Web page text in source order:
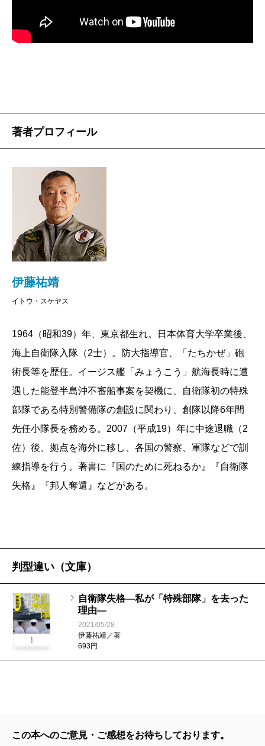
は教室で教科書に墨を塗ったが、相変わらず教科書は
に明るく話す父親なんて、例外に決まっている。これ
はとても大切な教育である。明治以降の日本の教育で
は、親は自分が育ったようには、子どもを育てられな
い。
目的を達することだけを考えたら話は簡単だ。著者
はそう書く。父親もそれを教えたという。私はそれを
んだから、機能主義のわかりやすさに憧れる。しかし
もちろん世界は機能だけでできているのではない。生
きものでは、形と機能は共存していて、両者は不可分
である。自衛隊という組織は形だが、戦いの実践は機
能である。
解剖学と生理学はもともと不可分で、英国では、形
を扱う解剖学と、機能を扱う生理学は、解剖生理学雑
誌と題する学術雑誌で共存していた。この二つを分け
るのは、大陸系の学問である。どちらが正しいとは言
形をとるか、機能をとるか。自衛隊という形が、自
分が考える機能を果たさなくなった時に、著者は自衛
隊という組織、すなわち形を捨てた。しかしいずれそ
こには、新しい形が生まれてくるはずである。それは
著者プロフィール
伊藤祐靖
イトウ・スケヤス
1964（昭和39）年、東京都生れ。日本体育大学卒業後、
海上自衛隊入隊（2士）。防大指導官、「たちかぜ」砲
術長等を歴任。イージス艦「みょうこう」航海長時に遭
遇した能登半島沖不審船事案を契機に、自衛隊初の特殊
部隊である特別警備隊の創設に関わり、創隊以降6年間
先任小隊長を務める。2007（平成19）年に中途退職（2
佐）後、拠点を海外に移し、各国の警察、軍隊などで訓
練指導を行う。著書に『国のために死ねるか』『自衛隊
失格』『邦人奪還』などがある。
判型違い（文庫）
自衛隊失格―私が「特殊部隊」を去った
理由―
2021/05/28
伊藤祐靖／著
693円
この本へのご意見・ご感想をお待ちしております。